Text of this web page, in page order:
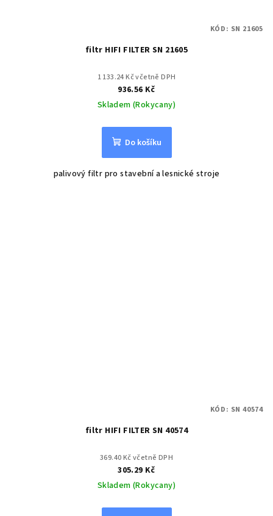
filtr HIFI FILTER SN 21605
1 133.24 Kč včetně DPH
936.56 Kč
Skladem (Rokycany)
Do košíku
palivový filtr pro stavební a lesnické stroje
KÓD: SN 21605
filtr HIFI FILTER SN 40574
369.40 Kč včetně DPH
305.29 Kč
Skladem (Rokycany)
KÓD: SN 40574